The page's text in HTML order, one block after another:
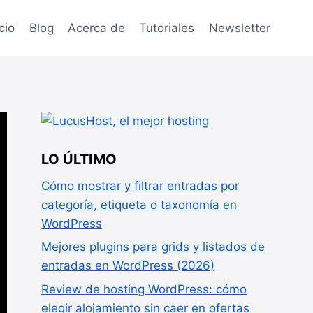
Blog Acerca de Tutoriales Newsletter
LO ÚLTIMO
Cómo mostrar y filtrar entradas por
categoría, etiqueta o taxonomía en
WordPress
Mejores plugins para grids y listados de
entradas en WordPress (2026)
Review de hosting WordPress: cómo
elegir alojamiento sin caer en ofertas